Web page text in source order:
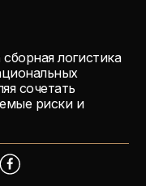
логистика
сочетать
риски и